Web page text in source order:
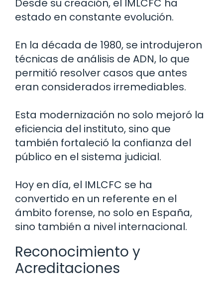
Desde su creación, el IMLCFC ha
estado en constante evolución.
En la década de 1980, se introdujeron
técnicas de análisis de ADN, lo que
permitió resolver casos que antes
eran considerados irremediables.
Esta modernización no solo mejoró la
eficiencia del instituto, sino que
también fortaleció la confianza del
público en el sistema judicial.
Hoy en día, el IMLCFC se ha
convertido en un referente en el
ámbito forense, no solo en España,
sino también a nivel internacional.
Reconocimiento y
Acreditaciones